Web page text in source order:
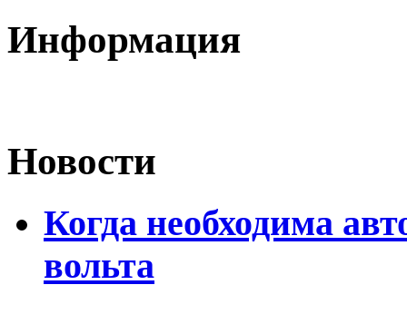
Информация
Новости
Когда необходима
вольта